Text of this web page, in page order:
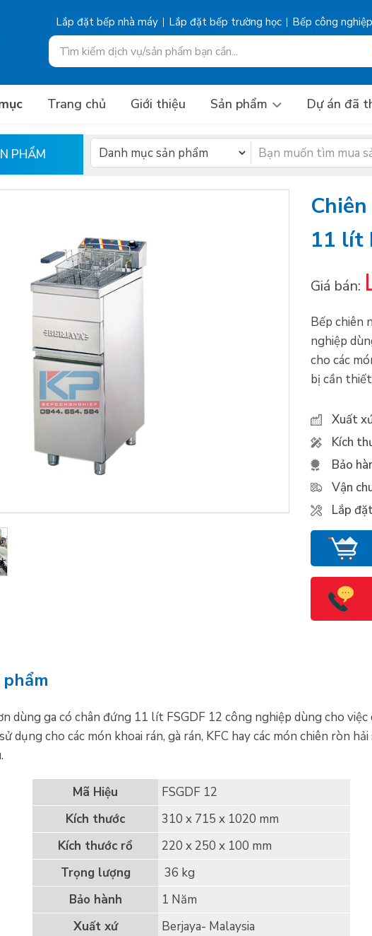
Lắp đặt bếp nhà máy Lắp đặt bếp trường học Bếp công
Trang chủ Giới thiệu Sản phẩm Dự án đã
PHẨM
11 lít
Giá bán:
Bếp chiên
nghiệp
cho các
bị cần
Xuất
Kích
Bảo
Vận
Lắp
dùng ga có chân đứng 11 lít FSGDF 12 công nghiệp dùng cho việc
dụng cho các món khoai rán, gà rán, KFC hay các món chiên ròn
Mã Hiệu
FSGDF 12
Kích thước
310 x 715 x 1020 mm
Kích thước rổ
220 x 250 x 100 mm
Trọng lượng
36 kg
Bảo hành
1 Năm
Xuất xứ
Berjaya- Malaysia